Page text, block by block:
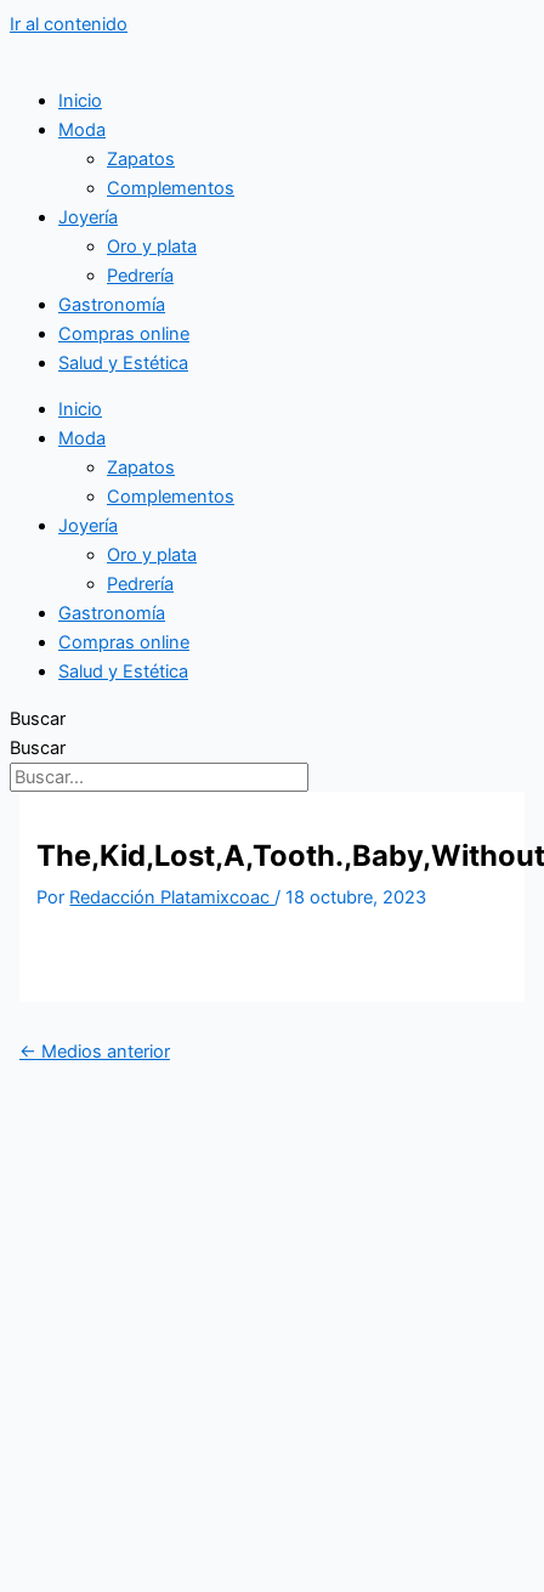
Ir al contenido
Inicio
Moda
Zapatos
Complementos
Joyería
Oro y plata
Pedrería
Gastronomía
Compras online
Salud y Estética
Inicio
Moda
Zapatos
Complementos
Joyería
Oro y plata
Pedrería
Gastronomía
Compras online
Salud y Estética
Buscar
Buscar
Por Redacción Platamixcoac/18 octubre, 2023
← Medios anterior